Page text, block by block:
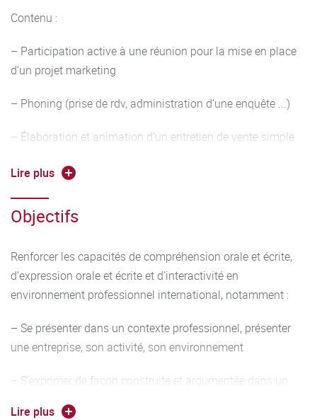
Contenu :
– Participation active à une réunion pour la mise en place
d’un projet marketing
– Phoning (prise de rdv, administration d’une enquête ...)
– Élaboration et animation d’un entretien de vente simple
– Analyse des posts sur les réseaux sociaux d’une
– Préparation du CV et de la lettre de motivation
Outils linguistiques
– Travailler entre autres les éléments suivants :
alphabet, vocabulaire
politesse, possession, comparatifs, discours direct et
Lire plus
Objectifs
Renforcer les capacités de compréhension orale et écrite,
d’expression orale et écrite et d’interactivité en
environnement professionnel international, notamment :
– Se présenter dans un contexte professionnel, présenter
une entreprise, son activité, son environnement
– S’exprimer de façon construite et argumentée dans un
Lire plus